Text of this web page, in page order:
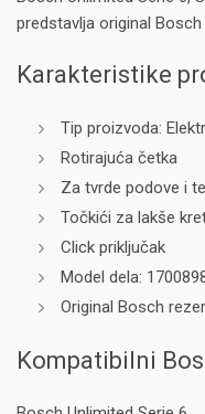
predstavlja original
Karakteristike
Tip proizvoda:
Rotirajuća četka
Za tvrde podove i
Točkići za lakše
Click priključak
Model dela:
Original Bosch
Kompatibilni